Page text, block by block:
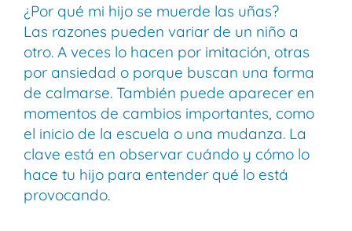
¿Por qué mi hijo se muerde las uñas?
Las razones pueden variar de un niño a
otro. A veces lo hacen por imitación, otras
por ansiedad o porque buscan una forma
de calmarse. También puede aparecer en
momentos de cambios importantes, como
el inicio de la escuela o una mudanza. La
clave está en observar cuándo y cómo lo
hace tu hijo para entender qué lo está
provocando.